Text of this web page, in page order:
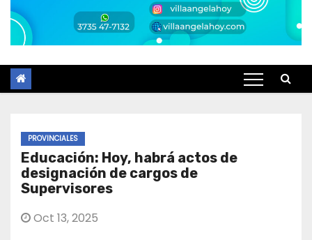
PROVINCIALES
Educación: Hoy, habrá actos de
designación de cargos de
Supervisores
Oct 13, 2025